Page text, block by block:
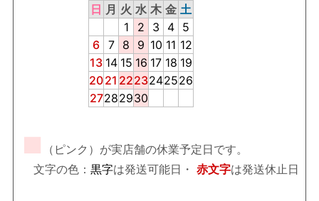
日 月 火 水 木 金 土
1
2 3 4 5
6 7 8 9 10 11 12
13 14 15 16 17 18 19
2021 2223242526
27282930
■
（ピンク）が実店舗の休業予定日です。
文字の色： 黒字は発送可能日・ 赤文字は発送休止日